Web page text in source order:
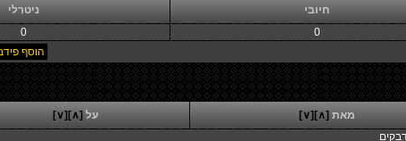
חיובי
ניטרלי
0
0
מאת [∧]
[∨] על [∧]
[∨]